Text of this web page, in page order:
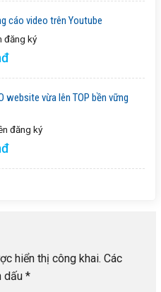
cáo video trên Youtube
đăng ký
website vừa lên TOP bền vững
đăng ký
hiển thị công khai. Các
dấu *